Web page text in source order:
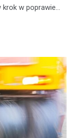
w poprawie…